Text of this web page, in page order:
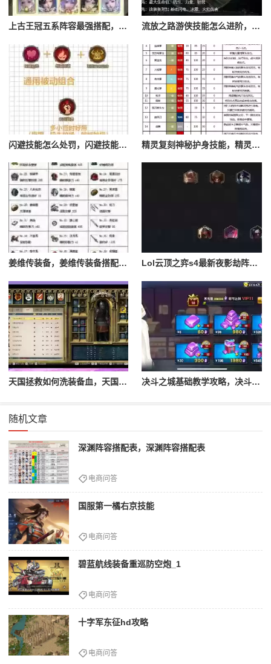
上古王冠五系阵容最强搭配，上古王冠五星排行 流放之路游侠技能怎么进阶，流放之路游侠技能怎么进阶的
闪避技能怎么处罚，闪避技能怎么处罚队友 精灵复刻神秘护身技能，精灵复刻攻略
姜维传装备，姜维传装备搭配一览表最新 Lol云顶之弈s4最新夜影劫阵容搭配，云顶之奕夜影劫阵容
天国拯救如何洗装备血，天国拯救怎么洗衣服 决斗之城基础教学攻略，决斗之城教学攻略2111
随机文章
深渊阵容搭配表，深渊阵容搭配表
电商问答
国服第一橘右京技能
电商问答
碧蓝航线装备重巡防空炮_1
电商问答
十字军东征hd攻略
电商问答